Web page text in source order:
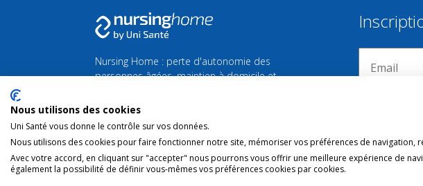
Nursing Home : perte d'autonomie des
personnes âgées, maintien à domicile et
Retrouvez toutes les actualités de la Silver
Nous utilisons des cookies
Uni Santé vous donne le contrôle sur vos données.
Nous utilisons des cookies pour faire fonctionner notre site, mémoriser vos préférences de navigation,
Avec votre accord, en cliquant sur "accepter" nous pourrons vous offrir une meilleure expérience de
également la possibilité de définir vous-mêmes vos préférences cookies par cookies.